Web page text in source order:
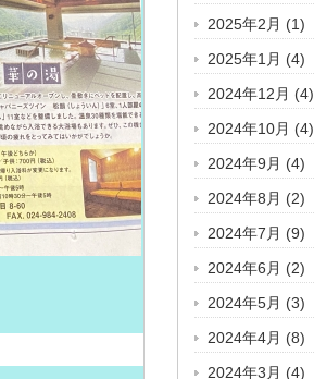
2025年2月 (1)
2025年1月 (4)
2024年12月 (4)
2024年10月 (4)
2024年9月 (4)
2024年8月 (2)
2024年7月 (9)
2024年6月 (2)
2024年5月 (3)
2024年4月 (8)
2024年3月 (4)